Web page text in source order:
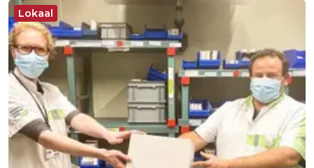
Lokaal